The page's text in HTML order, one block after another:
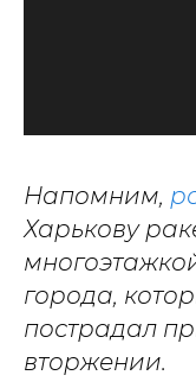
Напомним,
Харькову
города,
пострадал
вторжении.